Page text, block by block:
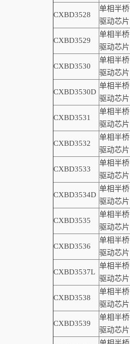
CXBD3528
单相半桥
驱动芯片
CXBD3529
单相半桥
驱动芯片
CXBD3530
单相半桥
驱动芯片
CXBD3530D
单相半桥
驱动芯片
CXBD3531
单相半桥
驱动芯片
CXBD3532
单相半桥
驱动芯片
CXBD3533
单相半桥
驱动芯片
CXBD3534D
单相半桥
驱动芯片
CXBD3535
单相半桥
驱动芯片
CXBD3536
单相半桥
驱动芯片
CXBD3537L
单相半桥
驱动芯片
CXBD3538
单相半桥
驱动芯片
CXBD3539
单相半桥
驱动芯片